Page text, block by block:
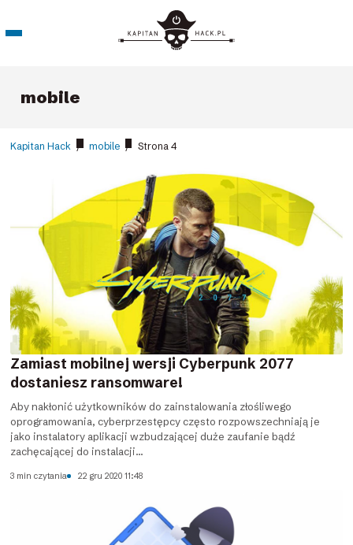
mobile
Kapitan Hack / mobile / Strona 4
Zamiast mobilnej wersji Cyberpunk 2077
dostaniesz ransomware!
Aby nakłonić użytkowników do zainstalowania złośliwego
oprogramowania, cyberprzestępcy często rozpowszechniają je
jako instalatory aplikacji wzbudzającej duże zaufanie bądź
zachęcającej do instalacji...
3 min czytania 22 gru 2020 11:48